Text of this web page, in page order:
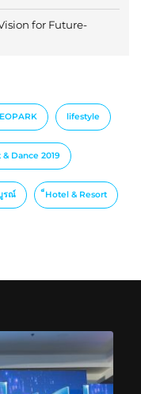
for Future-
lifestyle
Dance 2019
รณ์ ็Hotel & Resort